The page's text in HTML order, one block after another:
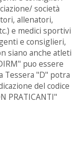
società
allenatori,
e medici sportivi
e consiglieri,
siano anche atleti
puo essere
Tessera "D" potra
del codice
PRATICANTI"